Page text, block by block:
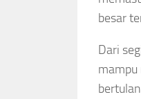
besar
Dari
mampu